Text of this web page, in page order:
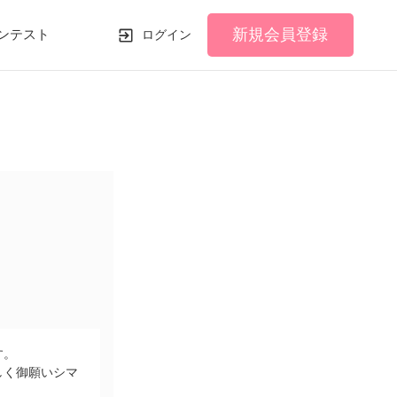
テスト ログイン 新規会員登録
御願いシマ